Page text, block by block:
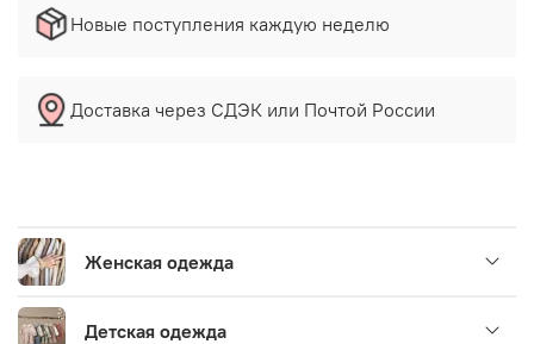
Новые поступления каждую неделю
Доставка через СДЭК или Почтой России
Женская одежда
Детская одежда